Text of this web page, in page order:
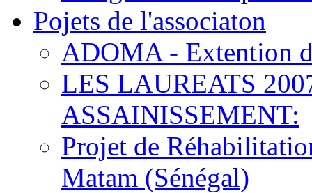
Pojets de l'associaton
ADOMA - Extention
LES LAUREATS
ASSAINISSEMENT:
Projet de
Matam (Sénégal)